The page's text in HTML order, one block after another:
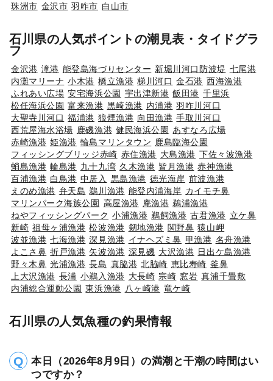
珠洲市 金沢市 羽咋市 白山市
石川県の人気ポイントの潮見表・タイドグラ
フ
金沢港 滝港 能登島海づりセンター 新堀川河口防波堤 七尾港
内灘マリーナ 小木港 橋立漁港 梯川河口 金石港 西海漁港
ふれあい広場 安宅海浜公園 宇出津新港 飯田港 千里浜
松任海浜公園 富来漁港 黒崎漁港 内浦港 羽咋川河口
大聖寺川河口 福浦港 狼煙漁港 向田漁港 手取川河口
西荒屋海水浴場 鹿磯漁港 健民海浜公園 あすなろ広場
赤崎漁港 姫漁港 輪島マリンタウン 鹿島臨海公園
フィッシングブリッジ赤崎 赤住漁港 大島漁港 下佐々波漁港
蛸島漁港 輪島港 九十九湾 久木漁港 皆月漁港 赤神漁港
百浦漁港 白鳥港 中居入 黒島漁港 徳光海岸 前波漁港
えのめ漁港 弁天島 鵜川漁港 能登内浦海岸 カイモチ鼻
マリンパーク海族公園 高屋漁港 庵漁港 鵜浦漁港
ねやフィッシングパーク 小浦漁港 鵜飼漁港 古君漁港 立ケ鼻
新崎 祖母ヶ浦漁港 松波漁港 剱地漁港 関野鼻 猿山岬
波並漁港 七海漁港 深見漁港 イナヘズミ鼻 甲漁港 名舟漁港
よこさ鼻 折戸漁港 矢波漁港 深見磯 大沢漁港 日出ケ島漁港
野々木鼻 光浦漁港 長島 真脇港 北脇崎 恵比寿崎 釜鼻
上大沢漁港 長浦 小鵜入漁港 大長崎 宗崎 窓岩 真浦千畳敷
内浦総合運動公園 東浜漁港 八ヶ崎港 竜ケ崎
石川県の人気魚種の釣果情報
本日（2026年8月9日）の満潮と干潮の時間はい
つですか？